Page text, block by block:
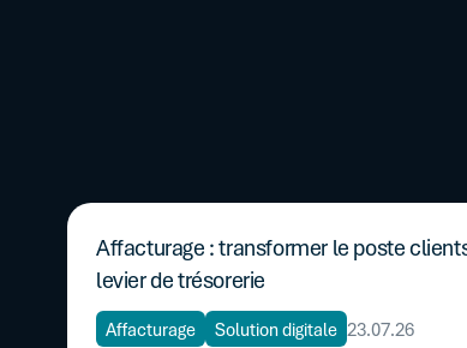
Affacturage : transformer le poste
levier de trésorerie
Affacturage Solution digitale 23.07.26